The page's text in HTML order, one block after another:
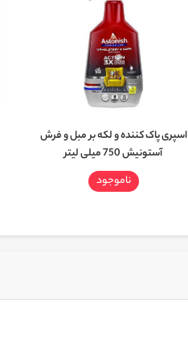
اسپری پاک کننده و لکه بر مبل و فرش
آستونیش 750 میلی لیتر
ناموجود